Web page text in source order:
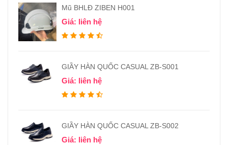
Mũ BHLĐ ZIBEN H001
Giá: liên hệ
GIẦY HÀN QUỐC CASUAL ZB-S001
Giá: liên hệ
GIẦY HÀN QUỐC CASUAL ZB-S002
Giá: liên hệ